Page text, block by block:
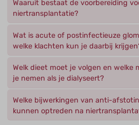
Waaruit bestaat de voorbereiding
niertransplantatie?
Wat is acute of postinfectieuze
welke klachten kun je daarbij
Welk dieet moet je volgen en welke
je nemen als je dialyseert?
Welke bijwerkingen van anti-
kunnen optreden na